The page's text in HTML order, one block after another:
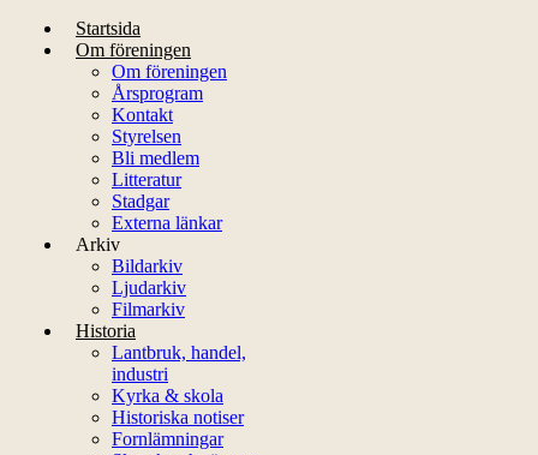
Startsida
Om föreningen
Om föreningen
Årsprogram
Kontakt
Styrelsen
Bli medlem
Litteratur
Stadgar
Externa länkar
Arkiv
Bildarkiv
Ljudarkiv
Filmarkiv
Historia
Lantbruk, handel,
industri
Kyrka & skola
Historiska notiser
Fornlämningar